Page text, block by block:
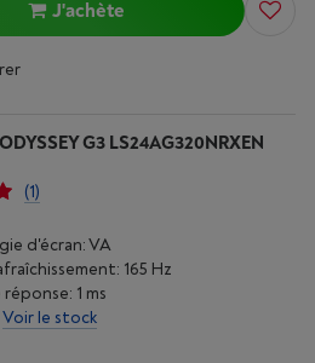
J'achète
G3 LS24AG320NRXEN
(1)
d'écran: VA
165 Hz
1 ms
Voir le stock